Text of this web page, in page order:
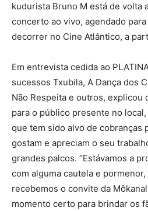
kudurista Bruno M está de volta
concerto ao vivo, agendado
decorrer no Cine Atlântico, a
Em entrevista cedida ao
sucessos Txubila, A Dança dos
Não Respeita e outros, explicou
para o público presente no
que tem sido alvo de cobranças
gostam e apreciam o seu
grandes palcos. “Estávamos a
com alguma cautela e
recebemos o convite da
momento certo para brindar os